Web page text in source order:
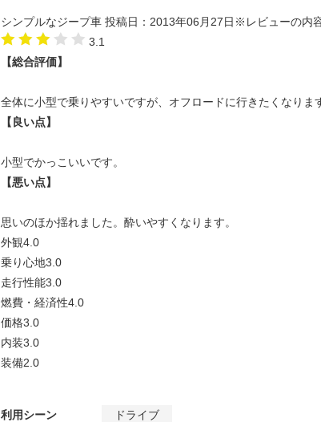
シンプルなジープ車 投稿日：2013年06月27日 ※レビューの内
3.1
【総合評価】
全体に小型で乗りやすいですが、オフロードに行きたくなりま
【良い点】
小型でかっこいいです。
【悪い点】
思いのほか揺れました。酔いやすくなります。
外観4.0
乗り心地3.0
走行性能3.0
燃費・経済性4.0
価格3.0
内装3.0
装備2.0
利用シーン ドライブ